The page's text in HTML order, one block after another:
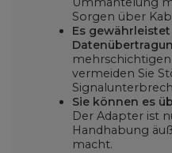
Sorgen über
Es
vermeiden Sie
Sie können es
Der Adapter ist
Handhabung
macht.